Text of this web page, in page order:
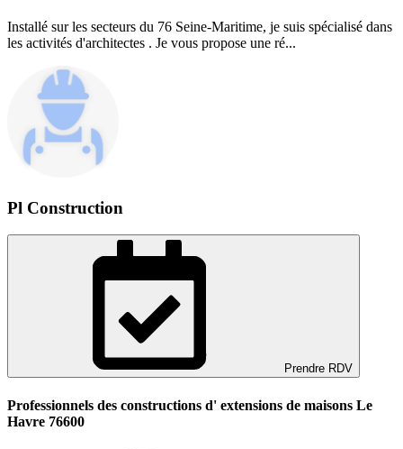
Installé sur les secteurs du 76 Seine-Maritime, je suis spécialisé dans
les activités d'architectes . Je vous propose une ré...
Pl Construction
Prendre RDV
Professionnels des constructions d' extensions de maisons Le
Havre 76600